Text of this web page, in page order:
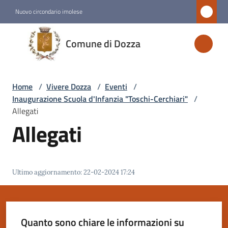
Nuovo circondario imolese
Comune di Dozza
Comune
di
Dozza
Amministrazione
Novità
Dozza
Menu selezionato
Home / Vivere Dozza / Eventi /
Inaugurazione Scuola d'Infanzia "Toschi-Cerchiari" /
Allegati
Allegati
Ultimo aggiornamento:22-02-2024 17:24
Quanto sono chiare le informazioni su